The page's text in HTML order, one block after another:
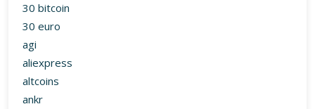
30 bitcoin
30 euro
agi
aliexpress
altcoins
ankr